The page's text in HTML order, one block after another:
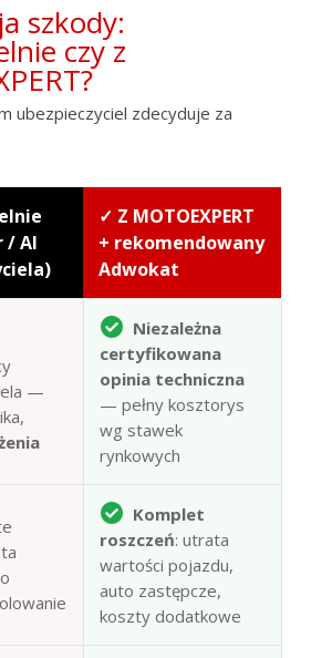
szkody:
czy z
ubezpieczyciel zdecyduje za
/ AI
✓ Z MOTOEXPERT
+ rekomendowany
Adwokat
—
Niezależna
certyfikowana
opinia techniczna
— pełny kosztorys
wg stawek
rynkowych
Komplet
roszczeń: utrata
wartości pojazdu,
auto zastępcze,
koszty dodatkowe